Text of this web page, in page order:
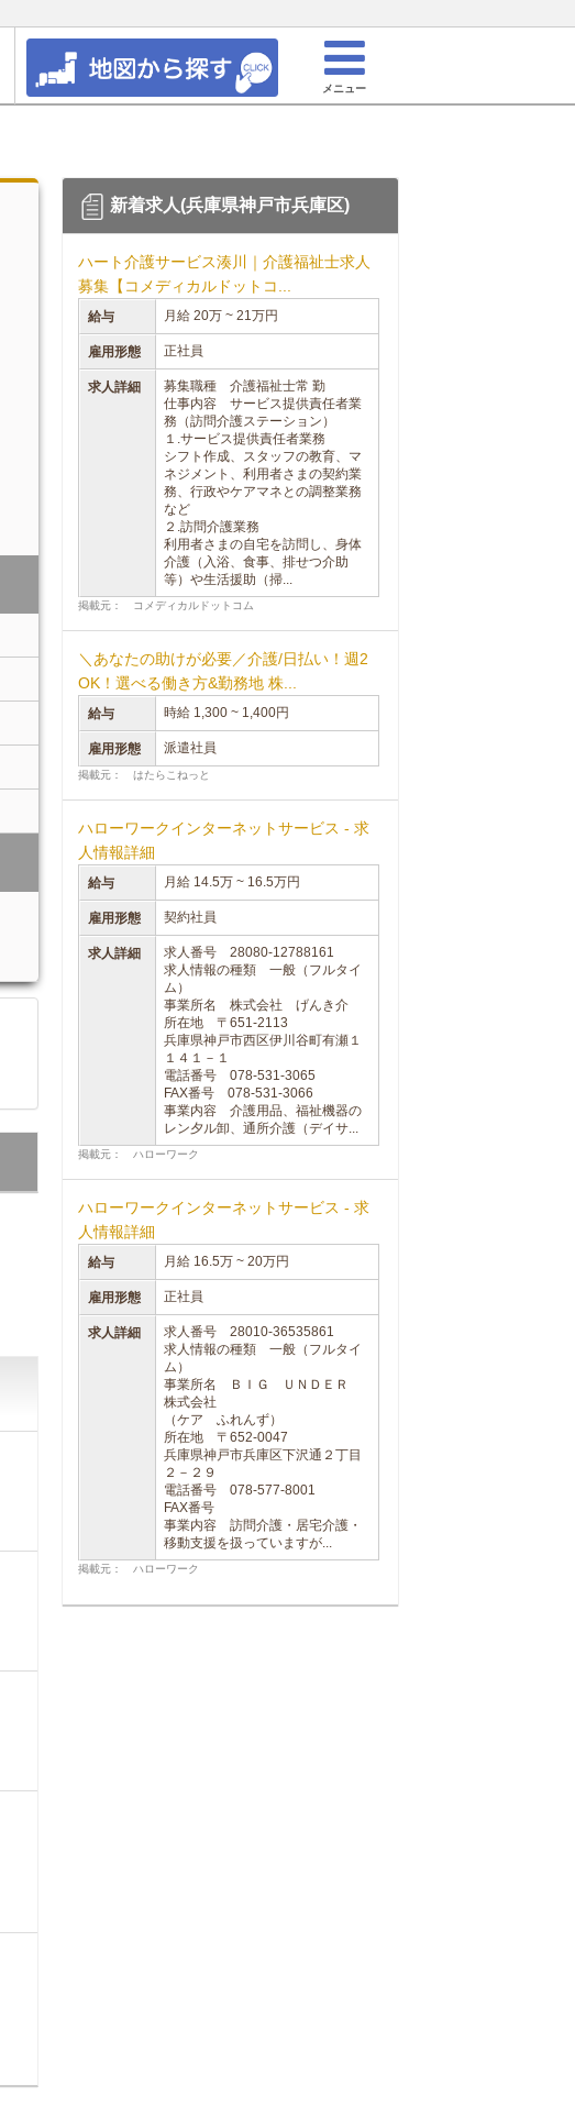
メニュー
新着求人(兵庫県神戸市兵庫区)
ハート介護サービス湊川｜介護福祉士求人
募集【コメディカルドットコ...
給与 月給 20万 ~ 21万円
雇用形態 正社員
求人詳細
募集職種 介護福祉士常 勤
仕事内容 サービス提供責任者業
務（訪問介護ステーション）
１.サービス提供責任者業務
シフト作成、スタッフの教育、マ
ネジメント、利用者さまの契約業
務、行政やケアマネとの調整業務
など
２.訪問介護業務
利用者さまの自宅を訪問し、身体
介護（入浴、食事、排せつ介助
等）や生活援助（掃...
掲載元： コメディカルドットコム
＼あなたの助けが必要／介護/日払い！週2
OK！選べる働き方&勤務地 株...
給与 時給 1,300 ~ 1,400円
雇用形態 派遣社員
掲載元： はたらこねっと
ハローワークインターネットサービス - 求
人情報詳細
給与 月給 14.5万 ~ 16.5万円
雇用形態 契約社員
求人詳細
求人番号 28080-12788161
求人情報の種類 一般（フルタイ
ム）
事業所名 株式会社 げんき介
所在地 〒651-2113
兵庫県神戸市西区伊川谷町有瀬１
１４１－１
電話番号 078-531-3065
FAX番号 078-531-3066
事業内容 介護用品、福祉機器の
レン夕ル卸、通所介護（デイサ...
掲載元： ハローワーク
ハローワークインターネットサービス - 求
人情報詳細
給与 月給 16.5万 ~ 20万円
雇用形態 正社員
求人詳細
求人番号 28010-36535861
求人情報の種類 一般（フルタイ
ム）
事業所名 ＢＩＧ ＵＮＤＥＲ
株式会社
（ケア ふれんず）
所在地 〒652-0047
兵庫県神戸市兵庫区下沢通２丁目
２－２９
電話番号 078-577-8001
FAX番号
事業内容 訪問介護・居宅介護・
移動支援を扱っていますが...
掲載元： ハローワーク